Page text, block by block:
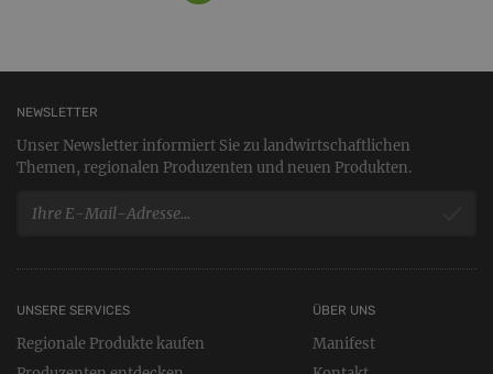
NEWSLETTER
Unser Newsletter informiert Sie zu landwirtschaftlichen
Themen, regionalen Produzenten und neuen Produkten.
UNSERE SERVICES
Regionale Produkte kaufen
ÜBER UNS
Manifest